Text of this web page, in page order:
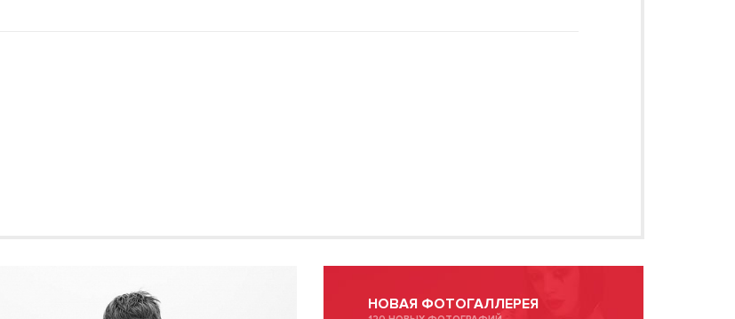
НОВАЯ ФОТОГАЛЛЕРЕЯ